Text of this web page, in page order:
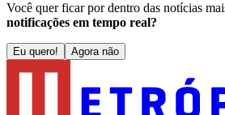
Você quer ficar por dentro das notícias
notificações em tempo real?
Eu quero! Agora não